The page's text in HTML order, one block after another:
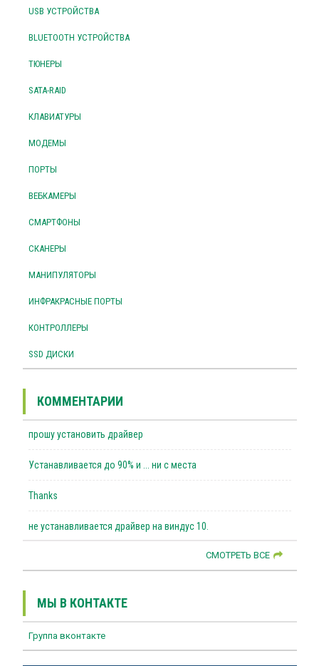
USB УСТРОЙСТВА
BLUETOOTH УСТРОЙСТВА
ТЮНЕРЫ
SATA-RAID
КЛАВИАТУРЫ
МОДЕМЫ
ПОРТЫ
ВЕБКАМЕРЫ
СМАРТФОНЫ
СКАНЕРЫ
МАНИПУЛЯТОРЫ
ИНФРАКРАСНЫЕ ПОРТЫ
КОНТРОЛЛЕРЫ
SSD ДИСКИ
КОММЕНТАРИИ
прошу установить драйвер
Устанавливается до 90% и ... ни с места
Thanks
не устанавливается драйвер на виндус 10.
СМОТРЕТЬ ВСЕ
МЫ В КОНТАКТЕ
Группа вконтакте